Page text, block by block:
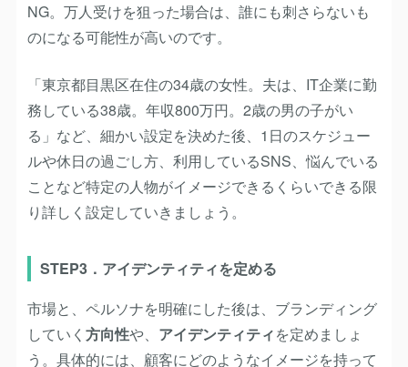
NG。万人受けを狙った場合は、誰にも刺さらないも
のになる可能性が高いのです。
「東京都目黒区在住の34歳の女性。夫は、IT企業に勤
務している38歳。年収800万円。2歳の男の子がい
る」など、細かい設定を決めた後、1日のスケジュー
ルや休日の過ごし方、利用しているSNS、悩んでいる
ことなど特定の人物がイメージできるくらいできる限
り詳しく設定していきましょう。
STEP3．アイデンティティを定める
市場と、ペルソナを明確にした後は、ブランディング
していく 方向性や、 アイデンティティを定めましょ
う。具体的には、顧客にどのようなイメージを持って